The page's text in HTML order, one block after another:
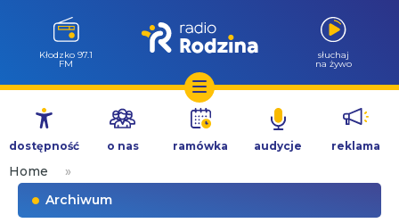
Przejdź
treści
Kłodzko 97.1
FM
słuchaj
na żywo
dostępność o nas ramówka audycje reklama
Home
»
Archiwum